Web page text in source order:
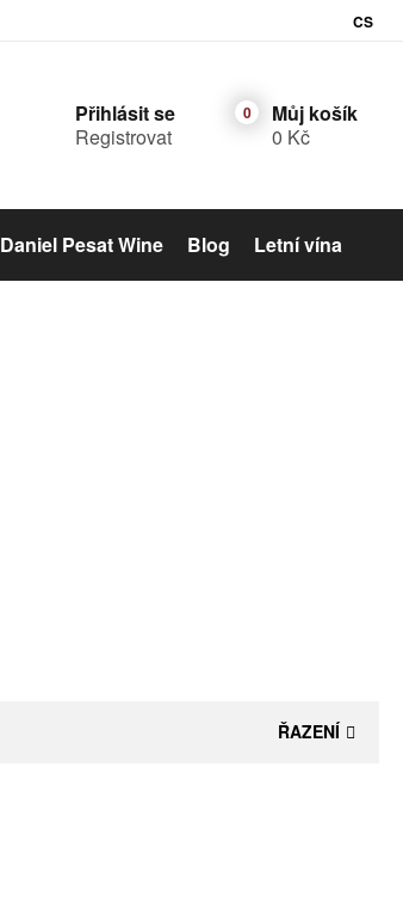
CS
Přihlásit se
Registrovat
Můj košík
0 Kč
Daniel Pesat Wine Blog Letní vína
ŘAZENÍ